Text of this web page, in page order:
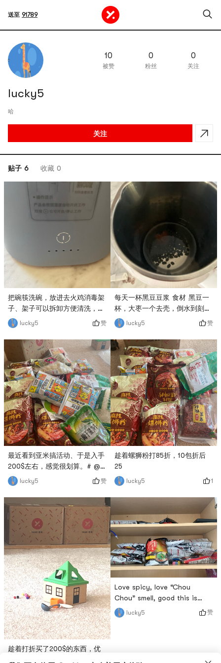
送至 91789
10
被赞
0
粉丝
0
关注
lucky5
哈
关注
贴子 6 收藏 0
把碗筷洗碗，放进去火鸡消毒架
子、架子可以拆卸方便清洗，按
住电源，紫外线消完毒自动断
电，把碗筷放进柜子的碗筷架
子。方便安心# 2022年中大促
囤货指南 # # 亚米与你相识已9
# # @亚米小二 # # Yamibuy #
# 618大促 #
lucky5 赞
最近看到亚米搞活动、于是入手
200$左右，感觉很划算。# @
亚米小二 ## 我的囤货清单 # #
Yamibuy #
lucky5 赞
趁着打折买了200$的东西，优
每天一杯黑豆豆浆 食材 黑豆一
杯，大枣一个去壳，倒水到刻度
位置，点击豆浆功能，静静等得
20分钟，需要晾凉10分钟#
Yamibuy # # 亚米与你相识已9
# # @亚米小二 # # 618 # #
618大促 #
lucky5 赞
趁着螺狮粉打85折，10包折后
25
lucky5 1
Love spicy, love “Chou
Chou” smell, good this is
hometown tease, I shared
with my friends # 亚米与你相
lucky5 赞